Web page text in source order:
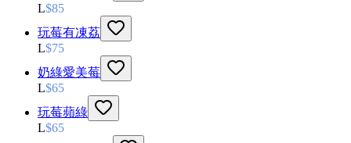
L$85
玩莓有凍荔
L$75
奶綠愛美莓
L$65
玩莓蘋綠
L$65